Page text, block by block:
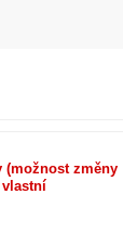
(možnost změny
vlastní